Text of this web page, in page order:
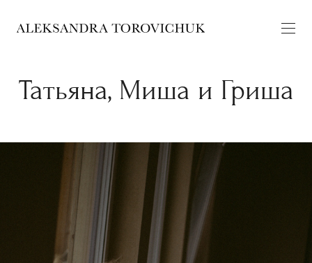
Татьяна, Миша и Гриша